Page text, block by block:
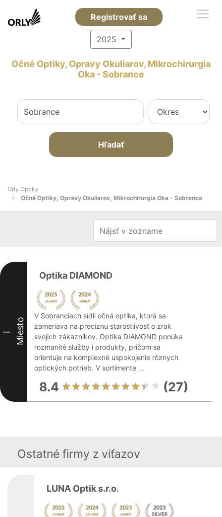
Registrovať sa
2025
Očné Optiky, Opravy Okuliarov, Mikrochirurgia
Oka - Sobrance
Hľadať
Orly Optiky
Očné Optiky, Opravy Okuliarov, Mikrochirurgia Oka - Sobrance
I Miesto
Optika DIAMOND
V Sobranciach sídli očná optika, ktorá sa
zameriava na precíznu starostlivosť o zrak
svojich zákazníkov. Optika DIAMOND ponúka
rozmanité služby i produkty, pričom sa
orientuje na komplexné uspokojenie rôznych
optických potrieb. V sortimente ...
8.4 (27)
Ostatné firmy z viťazov
LUNA Optik s.r.o.